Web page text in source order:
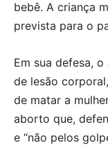
bebê. A criança
prevista para o
Em sua defesa,
de lesão
de matar a
aborto que,
e “não pelos